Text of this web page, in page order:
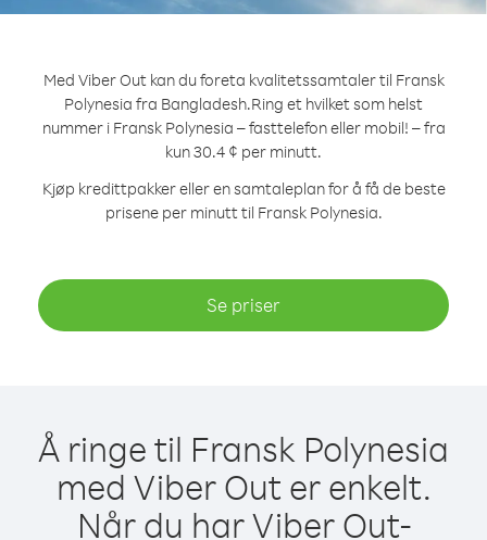
Med Viber Out kan du foreta kvalitetssamtaler til Fransk
Polynesia fra Bangladesh.Ring et hvilket som helst
nummer i Fransk Polynesia – fasttelefon eller mobil! – fra
kun 30.4 ¢ per minutt.
Kjøp kredittpakker eller en samtaleplan for å få de beste
prisene per minutt til Fransk Polynesia.
Se priser
Å ringe til Fransk Polynesia
med Viber Out er enkelt.
Når du har Viber Out-